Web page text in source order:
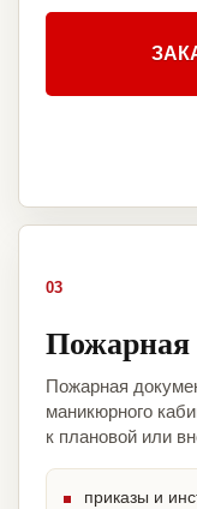
03
Пожарная
Пожарная
маникюрного
к плановой или
приказы и